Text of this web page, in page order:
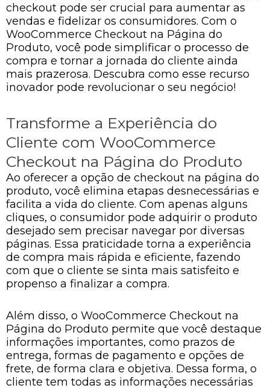
checkout pode ser crucial para aumentar as
vendas e fidelizar os consumidores. Com o
WooCommerce Checkout na Página do
Produto, você pode simplificar o processo de
compra e tornar a jornada do cliente ainda
mais prazerosa. Descubra como esse recurso
inovador pode revolucionar o seu negócio!
Transforme a Experiência do
Cliente com WooCommerce
Checkout na Página do Produto
Ao oferecer a opção de checkout na página do
produto, você elimina etapas desnecessárias e
facilita a vida do cliente. Com apenas alguns
cliques, o consumidor pode adquirir o produto
desejado sem precisar navegar por diversas
páginas. Essa praticidade torna a experiência
de compra mais rápida e eficiente, fazendo
com que o cliente se sinta mais satisfeito e
propenso a finalizar a compra.
Além disso, o WooCommerce Checkout na
Página do Produto permite que você destaque
informações importantes, como prazos de
entrega, formas de pagamento e opções de
frete, de forma clara e objetiva. Dessa forma, o
cliente tem todas as informações necessárias